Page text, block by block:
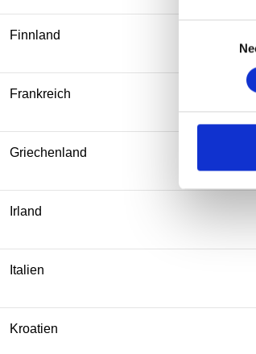
Finnland
Frankreich
Griechenland
Irland
Italien
Kroatien